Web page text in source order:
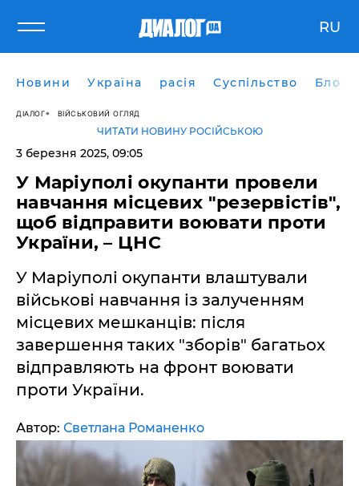
RU
Новини Україна расія Суспільство Блоги
ДІАЛОГ ВІЙСЬКОВИЙ ОГЛЯД
ЧИТАТИ НОВИНУ РОСІЙСЬКОЮ
3 березня 2025, 09:05
У Маріуполі окупанти провели
навчання місцевих "резервістів",
щоб відправити воювати проти
України, – ЦНС
У Маріуполі окупанти влаштували
військові навчання із залученням
місцевих мешканців: після
завершення таких "зборів" багатьох
відправляють на фронт воювати
проти України.
Автор: Светлана Романенко